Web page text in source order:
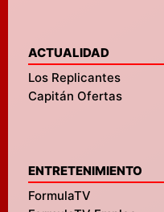
ACTUALIDAD
Los Replicantes
Capitán Ofertas
ENTRETENIMIENTO
FormulaTV